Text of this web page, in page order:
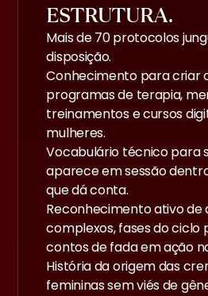
ESTRUTURA.
Mais de 70 protocolos
disposição.
Conhecimento para criar
programas de terapia,
treinamentos e cursos
mulheres.
Vocabulário técnico para
aparece em sessão
que dá conta.
Reconhecimento ativo de
complexos, fases do ciclo
contos de fada em ação
História da origem das
femininas sem viés de